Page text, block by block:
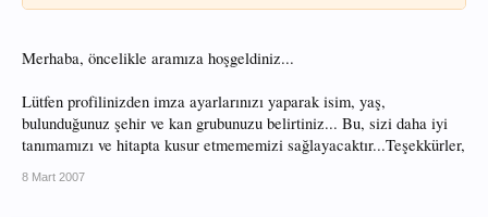
Merhaba, öncelikle aramıza hoşgeldiniz...
Lütfen profilinizden imza ayarlarınızı yaparak isim, yaş,
bulunduğunuz şehir ve kan grubunuzu belirtiniz... Bu, sizi daha iyi
tanımamızı ve hitapta kusur etmememizi sağlayacaktır...Teşekkürler,
8 Mart 2007